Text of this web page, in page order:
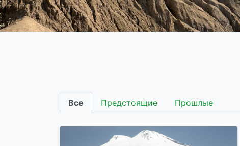
Все Предстоящие Прошлые